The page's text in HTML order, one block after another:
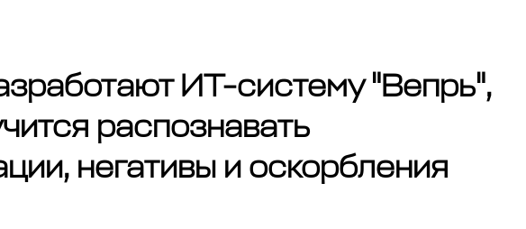
ИТ-систему "Вепрь",
распознавать
негативы и оскорбления